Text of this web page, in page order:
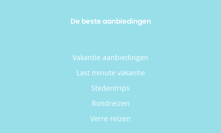
De beste aanbiedingen
Vakantie aanbiedingen
Last minute vakantie
Stedentrips
Rondreizen
Verre reizen